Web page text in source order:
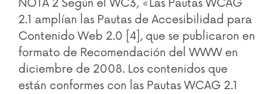
NOTA 2 Según el WC3, «Las Pautas WCAG
2.1 amplían las Pautas de Accesibilidad para
Contenido Web 2.0 [4], que se publicaron en
formato de Recomendación del WWW en
diciembre de 2008. Los contenidos que
están conformes con las Pautas WCAG 2.1